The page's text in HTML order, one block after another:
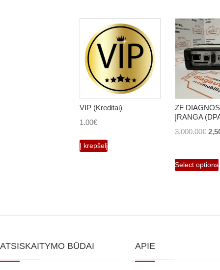
VIP (Kreditai)
1.00€
Į krepšelį
ZF
ĮRANGA
3,000.00€
Select options
ATSISKAITYMO BŪDAI APIE